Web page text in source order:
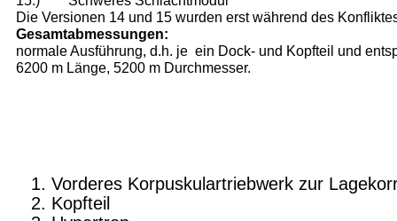
Die Versionen 14 und 15 wurden erst während des
Gesamtabmessungen:
normale Ausführung, d.h. je ein Dock- und Kopfteil und
6200 m Länge, 5200 m Durchmesser.
Vorderes Korpuskulartriebwerk zur
Kopfteil